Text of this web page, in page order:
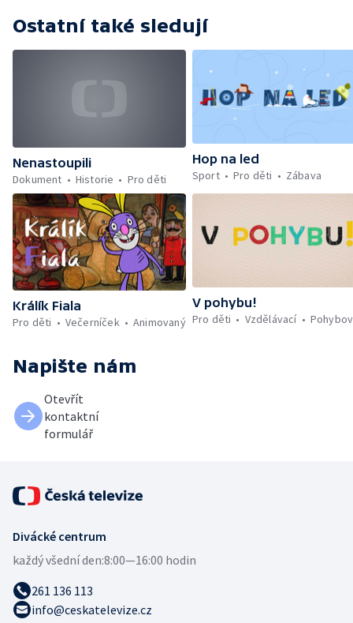
Ostatní také sledují
Nenastoupili
Dokument
Historie Pro děti
Hop na led
Sport
Pro děti Zábava
Králík Fiala
Pro děti
Večerníček Animovaný
V pohybu!
Pro děti
Vzdělávací
Napište nám
Otevřít
kontaktní
formulář
Divácké centrum
každý všední den:8:00—16:00 hodin
261 136 113
info@ceskatelevize.cz